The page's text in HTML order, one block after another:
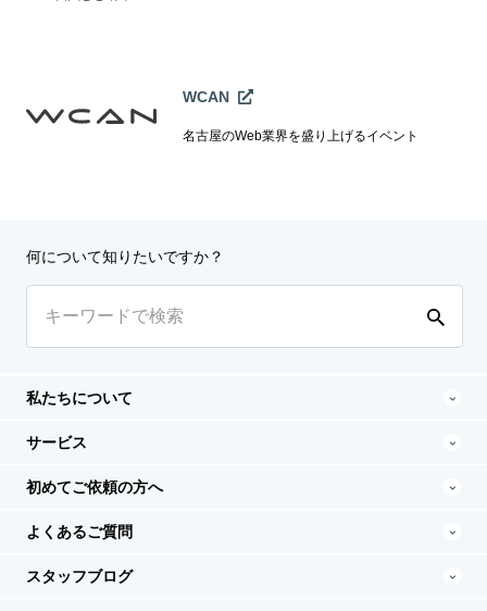
WCAN
名古屋のWeb業界を盛り上げるイベント
何について知りたいですか？
私たちについて
サービス
初めてご依頼の方へ
よくあるご質問
スタッフブログ